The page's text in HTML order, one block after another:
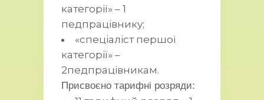
категорії» – 1
педпрацівнику;
«спеціаліст першої
категорії» –
2педпрацівникам.
Присвоєно тарифні розряди: